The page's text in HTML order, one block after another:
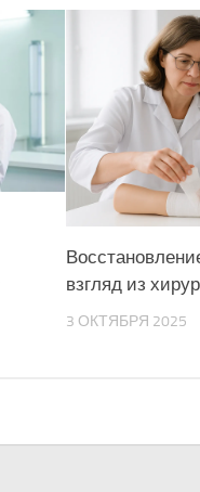
взгляд из
3 ОКТЯБРЯ 2025